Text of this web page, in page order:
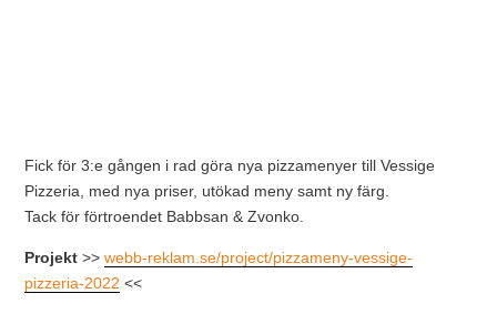
Fick för 3:e gången i rad göra nya pizzamenyer till Vessige
Pizzeria, med nya priser, utökad meny samt ny färg.
Tack för förtroendet Babbsan & Zvonko.
Projekt>>webb-reklam.se/project/pizzameny-vessige-
pizzeria-2022 <<